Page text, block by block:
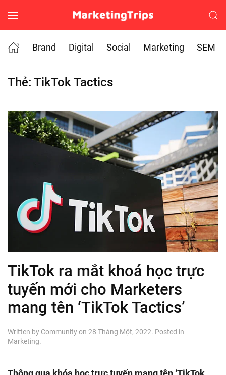
Skip to main content
Brand
Digital Social Marketing SEM
Thẻ: TikTok Tactics
TikTok ra mắt khoá học trực
tuyến mới cho Marketers
mang tên ‘TikTok Tactics’
Written by Communityon 28 Tháng Một, 2022. Posted in
Marketing.